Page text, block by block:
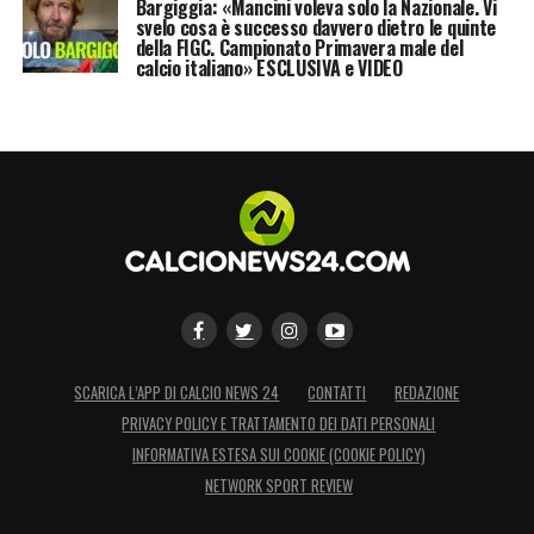
Bargiggia: «Mancini voleva solo la Nazionale. Vi
svelo cosa è successo davvero dietro le quinte
della FIGC. Campionato Primavera male del
calcio italiano» ESCLUSIVA e VIDEO
SCARICA L’APP DI CALCIO NEWS 24 CONTATTI
REDAZIONE
PRIVACY POLICY E TRATTAMENTO DEI DATI PERSONALI
INFORMATIVA ESTESA SUI COOKIE (COOKIE POLICY)
NETWORK SPORT REVIEW